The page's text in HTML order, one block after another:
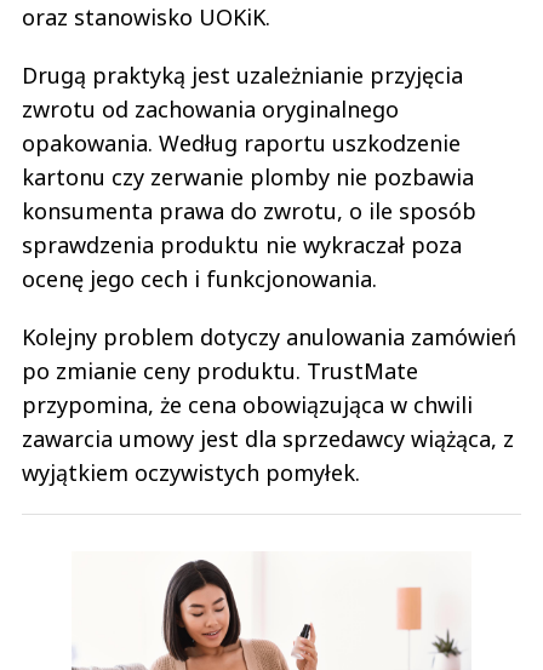
oraz stanowisko UOKiK.
Drugą praktyką jest uzależnianie przyjęcia
zwrotu od zachowania oryginalnego
opakowania. Według raportu uszkodzenie
kartonu czy zerwanie plomby nie pozbawia
konsumenta prawa do zwrotu, o ile sposób
sprawdzenia produktu nie wykraczał poza
ocenę jego cech i funkcjonowania.
Kolejny problem dotyczy anulowania zamówień
po zmianie ceny produktu. TrustMate
przypomina, że cena obowiązująca w chwili
zawarcia umowy jest dla sprzedawcy wiążąca, z
wyjątkiem oczywistych pomyłek.